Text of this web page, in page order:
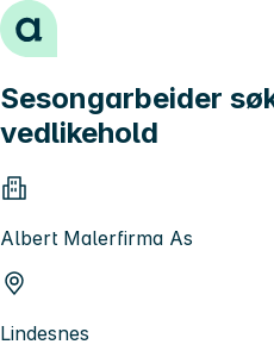
Hopp til innhold
Sesongarbeider
vedlikehold
Albert Malerfirma As
Lindesnes